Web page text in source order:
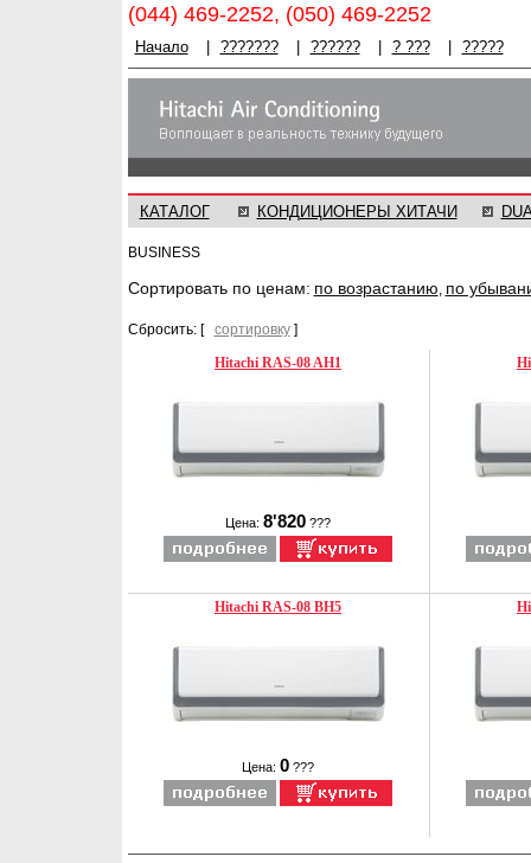
(044) 469-2252, (050) 469-2252
Начало ??????? ?????? ? ??? ?????
КАТАЛОГ КОНДИЦИОНЕРЫ ХИТАЧИ
BUSINESS
Cортировать по ценам: по возрастанию, по
Сбросить: [ сортировку]
Hitachi RAS-08 AH1
Цена: 8'820 ???
Hitachi RAS-08 BH5
Цена: 0 ???